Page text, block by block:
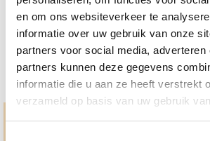
en om ons websiteverkeer te
informatie over uw gebruik van onze
partners voor social media, adverteren
partners kunnen deze gegevens
informatie die u aan ze heeft verstrekt
verzameld op basis van uw gebruik
€ 33,20 € 31,54
Hulp en advies nodig?